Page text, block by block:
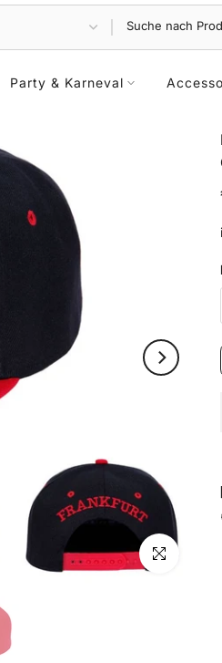
Party & Karneval
Klicken zum